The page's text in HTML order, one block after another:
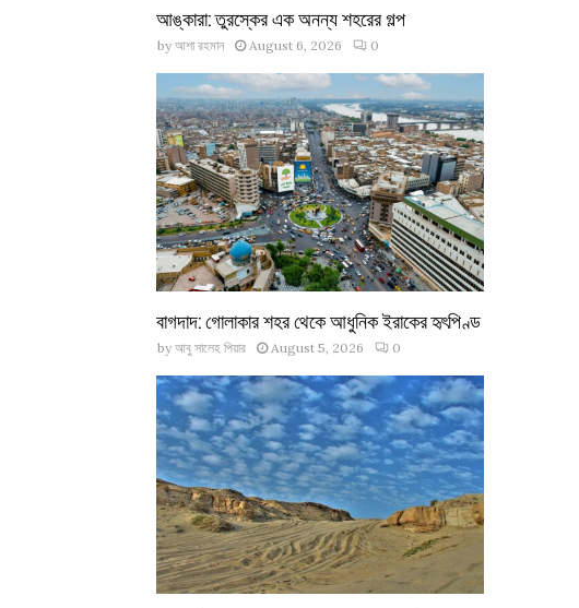
আঙ্কারা: তুরস্কের এক অনন্য শহরের গল্প
by আশা রহমান August 6, 2026 0
বাগদাদ: গোলাকার শহর থেকে আধুনিক ইরাকের হৃৎপিণ্ড
by আবু সালেহ পিয়ার August 5, 2026 0